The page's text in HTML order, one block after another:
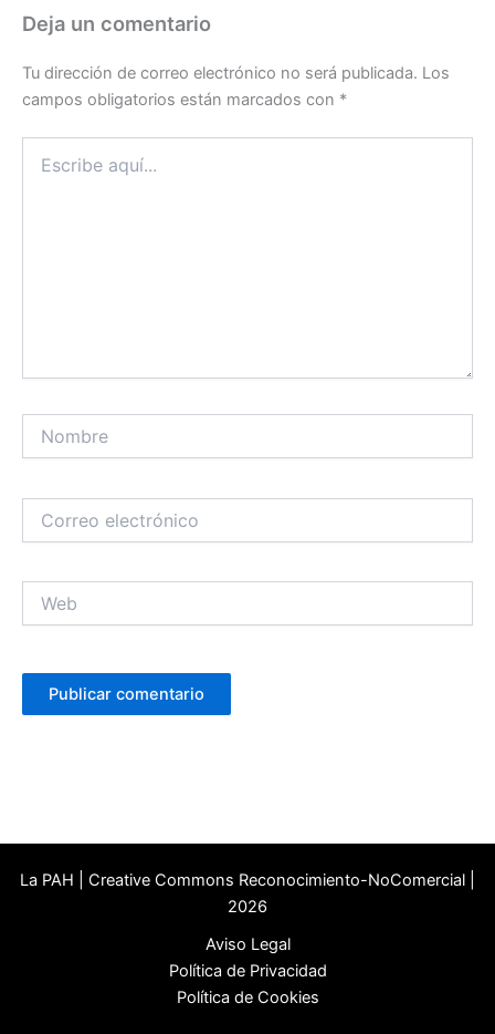
Deja un comentario
Tu dirección de correo electrónico no será publicada. Los
campos obligatorios están marcados con *
aquí...
electrónico
La PAH | Creative Commons Reconocimiento-NoComercial |
2026
Aviso Legal
Política de Privacidad
Política de Cookies